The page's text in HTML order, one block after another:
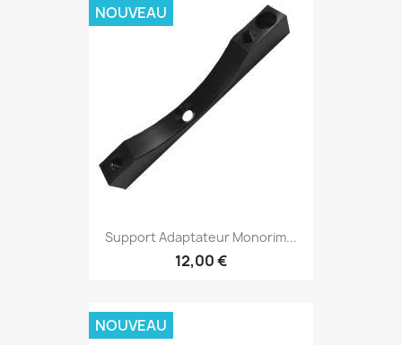
Support Adaptateur Monorim...
12,00 €
NOUVEAU
NOUVEAU